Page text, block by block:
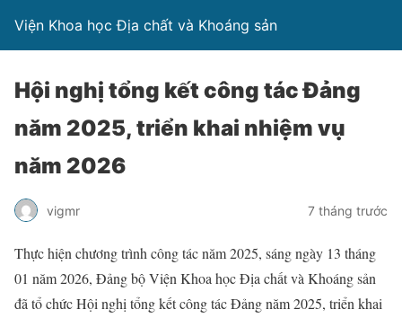
Viện Khoa học Địa chất và Khoáng sản
Hội nghị tổng kết công tác Đảng
năm 2025, triển khai nhiệm vụ
năm 2026
vigmr 7 tháng trước
Thực hiện chương trình công tác năm 2025, sáng ngày 13 tháng
01 năm 2026, Đảng bộ Viện Khoa học Địa chất và Khoáng sản
đã tổ chức Hội nghị tổng kết công tác Đảng năm 2025, triển khai